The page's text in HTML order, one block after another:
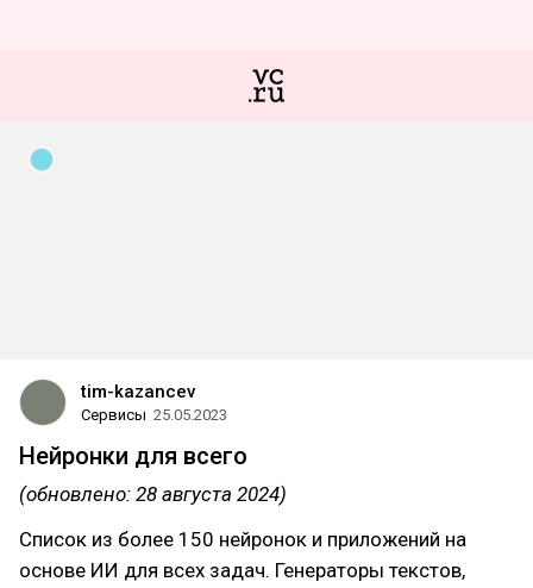
tim-kazancev
Сервисы 25.05.2023
Нейронки для всего
(обновлено: 28 августа 2024)
Список из более 150 нейронок и приложений на
основе ИИ для всех задач. Генераторы текстов,